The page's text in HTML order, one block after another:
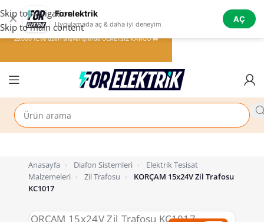
✕ Forelektrik
Uygulamada aç & daha iyi deneyim
AÇ
Skip to navigation
Skip to main content
Anasayfa › Diafon Sistemleri ›
Elektrik Tesisat
Malzemeleri › Zil Trafosu ›
KORÇAM 15x24V Zil Trafosu
KC1017
25.000 TL ve üzeri alışverişlerde ÜCRETSİZ KARGO 🚚